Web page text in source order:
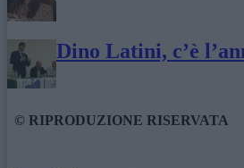
Dino Latini, c’è
© RIPRODUZIONE RISERVATA